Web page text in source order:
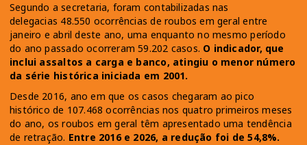
Segundo a secretaria, foram contabilizadas nas
delegacias 48.550 ocorrências de roubos em geral entre
janeiro e abril deste ano, uma enquanto no mesmo período
do ano passado ocorreram 59.202 casos. O indicador, que
inclui assaltos a carga e banco, atingiu o menor número
da série histórica iniciada em 2001.
Desde 2016, ano em que os casos chegaram ao pico
histórico de 107.468 ocorrências nos quatro primeiros meses
do ano, os roubos em geral têm apresentado uma tendência
de retração. Entre 2016 e 2026, a redução foi de 54,8%.